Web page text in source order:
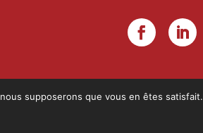
: Actions de formation.
supposerons que vous en êtes satisfait.